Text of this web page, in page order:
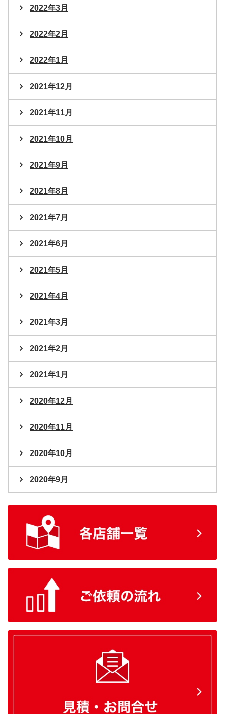
2022年3月
2022年2月
2022年1月
2021年12月
2021年11月
2021年10月
2021年9月
2021年8月
2021年7月
2021年6月
2021年5月
2021年4月
2021年3月
2021年2月
2021年1月
2020年12月
2020年11月
2020年10月
2020年9月